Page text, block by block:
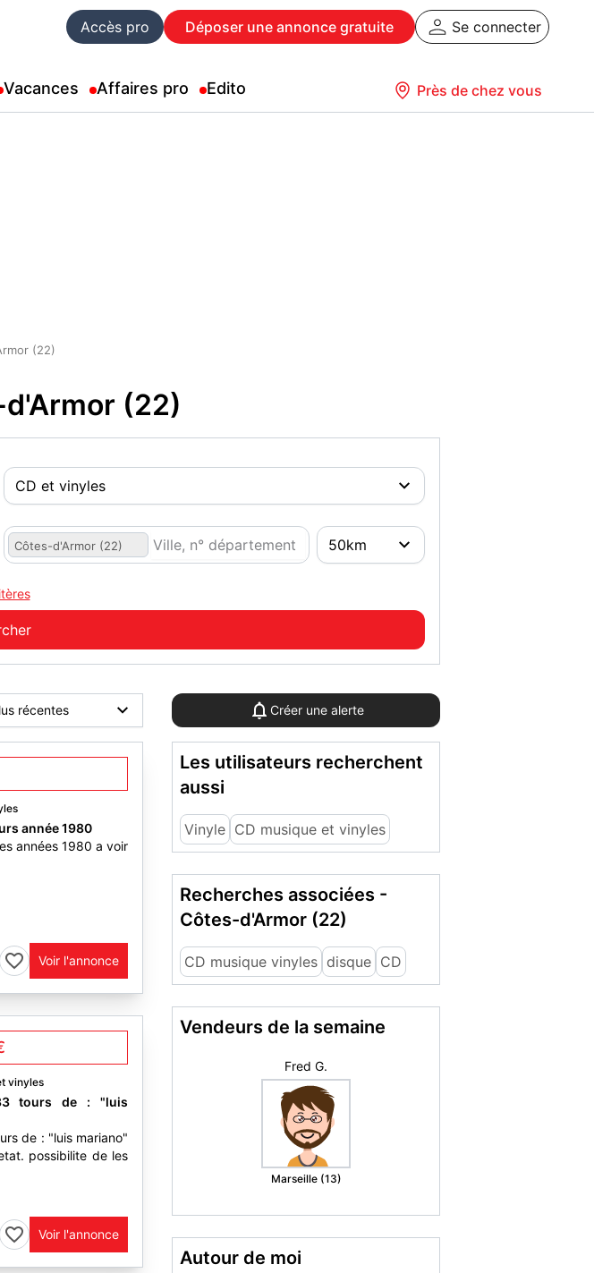
Accès pro Déposer une annonce gratuite Se connecter
Vacances Affaires pro Edito Près de chez vous
(22)
(22)
Côtes-d'Armor (22)
Créer une alerte
année 1980
années 1980 a voir
Voir l'annonce
vinyles
tours de : "luis
de : "luis mariano"
possibilite de les
Voir l'annonce
Les utilisateurs recherchent
aussi
Vinyle CD musique et vinyles
Recherches associées -
Côtes-d'Armor (22)
CD musique vinyles disque CD
Vendeurs de la semaine
maison
Decazeville (12)
Autour de moi